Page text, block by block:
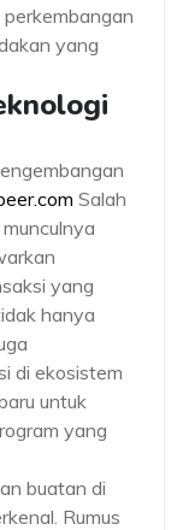
yang
Salah
yang
hanya
di ekosistem
untuk
yang
buatan di
Rumus